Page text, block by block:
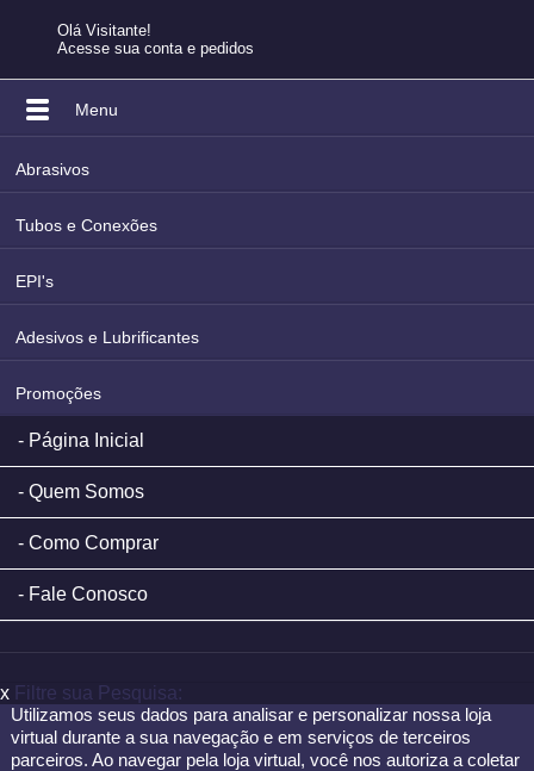
Olá Visitante!
Acesse sua conta e pedidos
Menu
Abrasivos
Tubos e Conexões
EPI's
Adesivos e Lubrificantes
Promoções
Página Inicial
Quem Somos
Como Comprar
Fale Conosco
x Filtre sua Pesquisa:
Utilizamos seus dados para analisar e personalizar nossa loja
virtual durante a sua navegação e em serviços de terceiros
parceiros. Ao navegar pela loja virtual, você nos autoriza a coletar